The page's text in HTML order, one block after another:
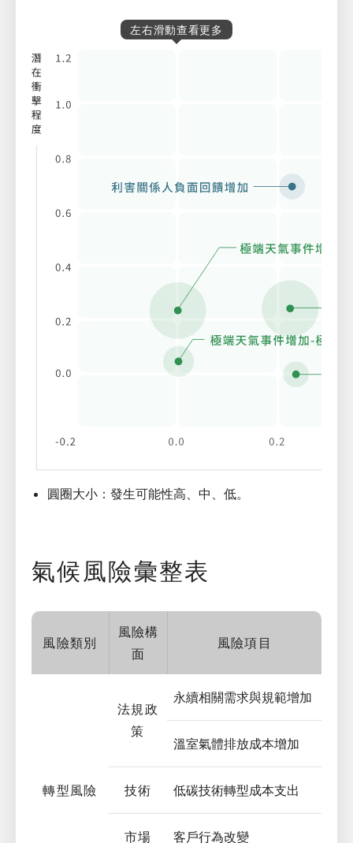
左右滑動查看更多
圓圈大小：發生可能性高、中、低。
氣候風險彙整表
風險類別
風險構
面
風險項目
轉型風險
法規政
策
永續相關需求與規範增加
溫室氣體排放成本增加
技術 低碳技術轉型成本支出
市場 客戶行為改變